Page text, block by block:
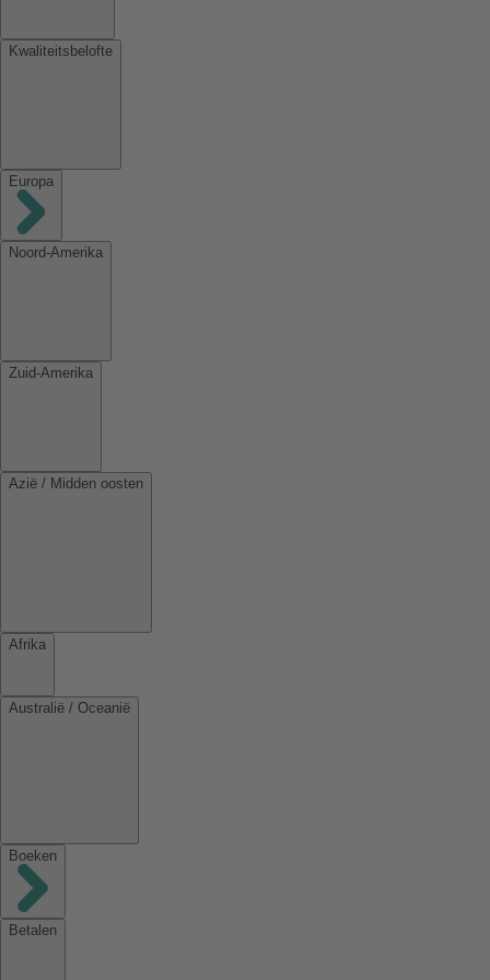
Kwaliteitsbelofte
Europa
Noord-Amerika
Zuid-Amerika
Azië / Midden oosten
Afrika
Australië / Oceanië
Boeken
Betalen